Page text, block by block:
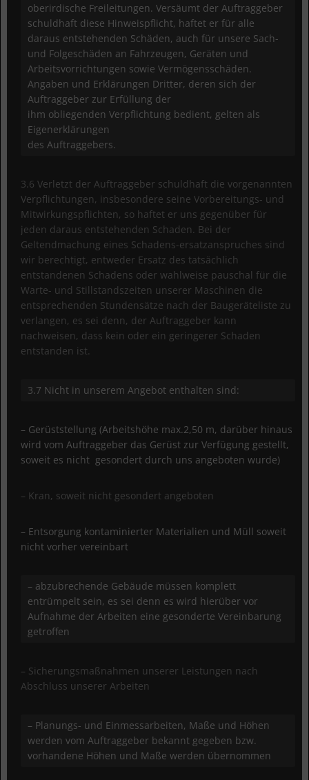
oberirdische Freileitungen. Versäumt der Auftraggeber
schuldhaft diese Hinweispflicht, haftet er für alle
daraus entstehenden Schäden, auch für unsere Sach-
und Folgeschäden an Fahrzeugen, Geräten und
Arbeitsvorrichtungen sowie Vermögensschäden.
Angaben und Erklärungen Dritter, deren sich der
Auftraggeber zur Erfüllung der
ihm obliegenden Verpflichtung bedient, gelten als
Eigenerklärungen
des Auftraggebers.
3.6 Verletzt der Auftraggeber schuldhaft die vorgenannten
Verpflichtungen, insbesondere seine Vorbereitungs- und
Mitwirkungspflichten, so haftet er uns gegenüber für
jeden daraus entstehenden Schaden. Bei der
Geltendmachung eines Schadens-ersatzanspruches sind
wir berechtigt, entweder Ersatz des tatsächlich
entstandenen Schadens oder wahlweise pauschal für die
Warte- und Stillstandszeiten unserer Maschinen die
entsprechenden Stundensätze nach der Baugeräteliste zu
verlangen, es sei denn, der Auftraggeber kann
nachweisen, dass kein oder ein geringerer Schaden
entstanden ist.
3.7 Nicht in unserem Angebot enthalten sind:
– Gerüststellung (Arbeitshöhe max.2,50 m, darüber hinaus
wird vom Auftraggeber das Gerüst zur Verfügung gestellt,
soweit es nicht gesondert durch uns angeboten wurde)
– Kran, soweit nicht gesondert angeboten
– Entsorgung kontaminierter Materialien und Müll soweit
nicht vorher vereinbart
– abzubrechende Gebäude müssen komplett
entrümpelt sein, es sei denn es wird hierüber vor
Aufnahme der Arbeiten eine gesonderte Vereinbarung
getroffen
– Sicherungsmaßnahmen unserer Leistungen nach
Abschluss unserer Arbeiten
– Planungs- und Einmessarbeiten, Maße und Höhen
werden vom Auftraggeber bekannt gegeben bzw.
vorhandene Höhen und Maße werden übernommen